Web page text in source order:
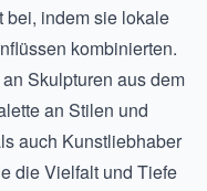
bei, indem sie lokale
kombinierten.
Skulpturen aus dem
an Stilen und
auch Kunstliebhaber
die Vielfalt und Tiefe